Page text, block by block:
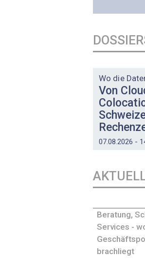
Wo die
Von
07.08.2026 -
Beratung,
Services -
brachliegt